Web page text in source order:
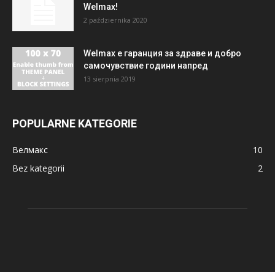
Welmax!
2 października 2020
Welmax е гаранция за здраве и добро
самочувствие години напред
13 sierpnia 2019
POPULARNE KATEGORIE
Велмакс
10
Bez kategorii
2